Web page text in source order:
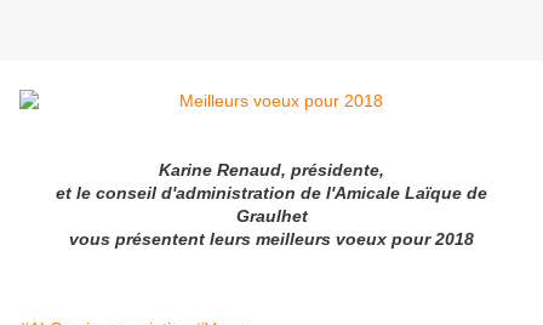
Karine Renaud, présidente,
et le conseil d'administration de l'Amicale Laïque de
Graulhet
vous présentent leurs meilleurs voeux pour 2018